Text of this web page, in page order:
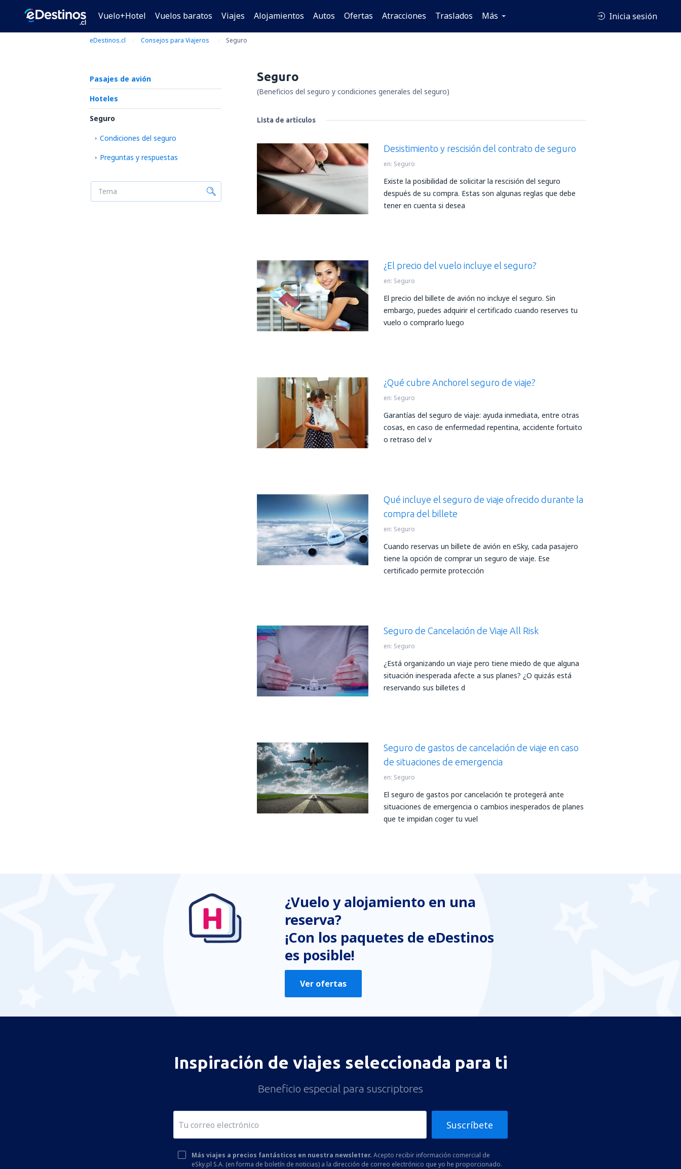
Vuelo+Hotel Vuelos baratos Viajes Alojamientos Autos Ofertas Atracciones Traslados Más Inicia sesión
eDestinos.cl Consejos para Viajeros Seguro
Pasajes de avión
Hoteles
Seguro
Condiciones del seguro
Preguntas y respuestas
Seguro
(Beneficios del seguro y condiciones generales del seguro)
Lista de artículos
Desistimiento y rescisión del contrato de seguro
en: Seguro
Existe la posibilidad de solicitar la rescisión del seguro
después de su compra. Estas son algunas reglas que debe
tener en cuenta si desea
¿El precio del vuelo incluye el seguro?
en: Seguro
El precio del billete de avión no incluye el seguro. Sin
embargo, puedes adquirir el certificado cuando reserves tu
vuelo o comprarlo luego
¿Qué cubre Anchorel seguro de viaje?
en: Seguro
Garantías del seguro de viaje: ayuda inmediata, entre otras
cosas, en caso de enfermedad repentina, accidente fortuito
o retraso del v
Qué incluye el seguro de viaje ofrecido durante la
compra del billete
en: Seguro
Cuando reservas un billete de avión en eSky, cada pasajero
tiene la opción de comprar un seguro de viaje. Ese
certificado permite protección
Seguro de Cancelación de Viaje All Risk
en: Seguro
¿Está organizando un viaje pero tiene miedo de que alguna
situación inesperada afecte a sus planes? ¿O quizás está
reservando sus billetes d
Seguro de gastos de cancelación de viaje en caso
de situaciones de emergencia
en: Seguro
El seguro de gastos por cancelación te protegerá ante
situaciones de emergencia o cambios inesperados de planes
que te impidan coger tu vuel
¿Vuelo y alojamiento en una
reserva?
¡Con los paquetes de eDestinos
es posible!
Ver ofertas
Inspiración de viajes seleccionada para ti
Beneficio especial para suscriptores
Suscríbete
Más viajes a precios fantásticos en nuestra newsletter. Acepto recibir información comercial de
eSky.pl S.A. (en forma de boletín de noticias) a la dirección de correo electrónico que yo he proporcionado.